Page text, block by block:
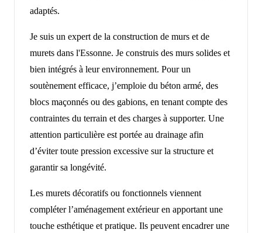
adaptés.
Je suis un expert de la construction de murs et de
murets dans l'Essonne. Je construis des murs solides et
bien intégrés à leur environnement. Pour un
soutènement efficace, j’emploie du béton armé, des
blocs maçonnés ou des gabions, en tenant compte des
contraintes du terrain et des charges à supporter. Une
attention particulière est portée au drainage afin
d’éviter toute pression excessive sur la structure et
garantir sa longévité.
Les murets décoratifs ou fonctionnels viennent
compléter l’aménagement extérieur en apportant une
touche esthétique et pratique. Ils peuvent encadrer une